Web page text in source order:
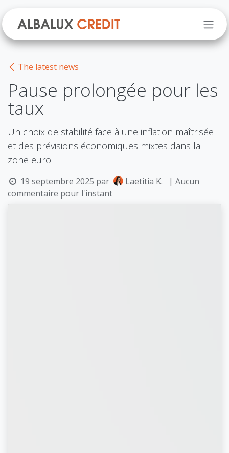
The latest news
Pause prolongée pour les
taux
Un choix de stabilité face à une inflation maîtrisée
et des prévisions économiques mixtes dans la
zone euro
19 septembre 2025 par Laetitia K.
| Aucun
commentaire pour l'instant